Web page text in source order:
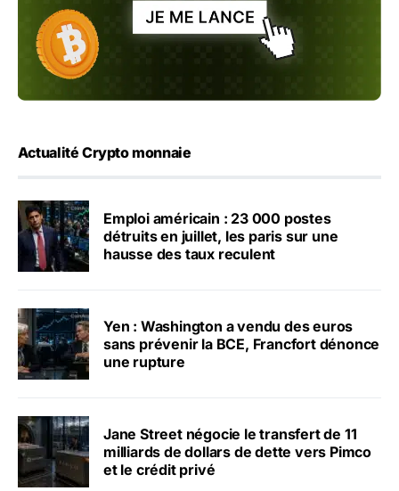
Actualité Crypto monnaie
Emploi américain : 23 000 postes
détruits en juillet, les paris sur une
hausse des taux reculent
Yen : Washington a vendu des euros
sans prévenir la BCE, Francfort dénonce
une rupture
Jane Street négocie le transfert de 11
milliards de dollars de dette vers Pimco
et le crédit privé